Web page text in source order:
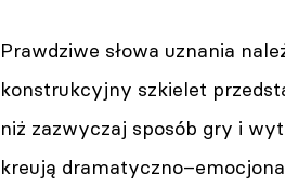
Prawdziwe słowa uznania
konstrukcyjny szkielet
niż zazwyczaj sposób gry i
kreują